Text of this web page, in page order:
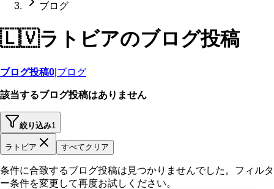
ブログ
🇱🇻ラトビアのブログ投稿
ブログ投稿0 ブログ
該当するブログ投稿はありません
絞り込み1
ラトビア すべてクリア
条件に合致するブログ投稿は見つかりませんでした。フィルタ
ー条件を変更して再度お試しください。